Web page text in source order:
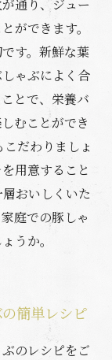
通り、ジュー
ができます。
す。新鮮な葉
ゃぶによく合
とで、栄養バ
むことができ
だわりましょ
用意すること
おいしくいた
庭での豚しゃ
うか。
簡単レシピ
のレシピをご